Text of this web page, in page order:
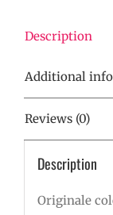
Description
Additional
Reviews (0)
Description
Originale